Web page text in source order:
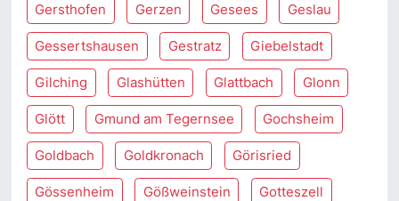
Gersthofen Gerzen Gesees Geslau
Gessertshausen Gestratz Giebelstadt
Gilching Glashütten Glattbach Glonn
Glött Gmund am Tegernsee Gochsheim
Goldbach Goldkronach Görisried
Gössenheim Gößweinstein Gotteszell